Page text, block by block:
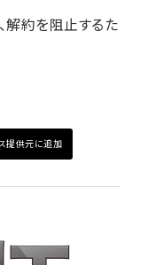
解約を阻止するた
提供元に追加